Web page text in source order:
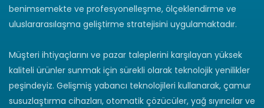
benimsemekte ve profesyonelleşme, ölçeklendirme ve
uluslararasılaşma geliştirme stratejisini uygulamaktadır.
Müşteri ihtiyaçlarını ve pazar taleplerini karşılayan yüksek
kaliteli ürünler sunmak için sürekli olarak teknolojik yenilikler
peşindeyiz. Gelişmiş yabancı teknolojileri kullanarak, çamur
susuzlaştırma cihazları, otomatik çözücüler, yağ sıyırıcılar ve